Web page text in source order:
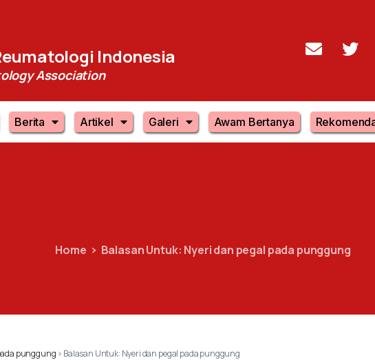
Indonesia
Association
Berita Artikel Galeri Awam Bertanya
Home Balasan Untuk: Nyeri dan pegal pada punggung
punggung › Balasan Untuk: Nyeri dan pegal pada punggung